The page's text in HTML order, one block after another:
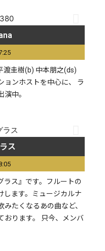
渡圭樹(b) 中本朋之(ds)
ョンホストを中心に、 ラ
中。
ス
ラス』です。フルートの
します。ミュージカルナ
たくなるあの曲など、
おります。 只今、メンバ